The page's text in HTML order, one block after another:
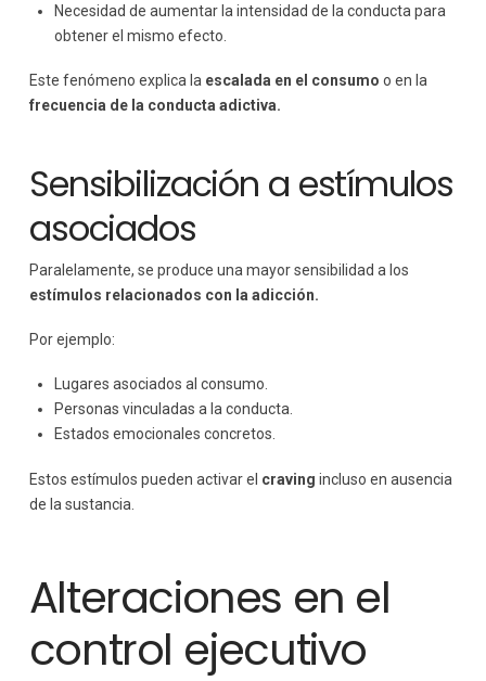
Necesidad de aumentar la intensidad de la conducta para
obtener el mismo efecto.
Este fenómeno explica la escalada en el consumo o en la
frecuencia de la conducta adictiva.
Sensibilización a estímulos
asociados
Paralelamente, se produce una mayor sensibilidad a los
estímulos relacionados con la adicción.
Por ejemplo:
Lugares asociados al consumo.
Personas vinculadas a la conducta.
Estados emocionales concretos.
Estos estímulos pueden activar el craving incluso en ausencia
de la sustancia.
Alteraciones en el
control ejecutivo